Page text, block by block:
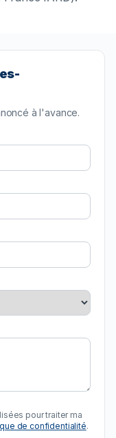
à l'avance.
pour traiter ma
de confidentialité.